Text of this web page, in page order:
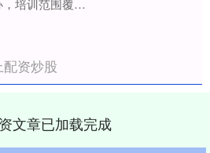
培训范围覆盖
建设县。这是自
配资炒股
文章已加载完成